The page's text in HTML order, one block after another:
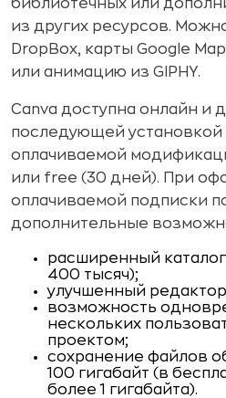
библиотечных или
из других ресурсов.
DropBox, карты Google
или анимацию из GIPHY.
Canva доступна онлайн и
последующей установкой
оплачиваемой
или free (30 дней). При
оплачиваемой подписки
дополнительные
расширенный
400 тысяч);
улучшенный
возможность
нескольких
проектом;
сохранение файлов
100 гигабайт (в
более 1 гигабайта).